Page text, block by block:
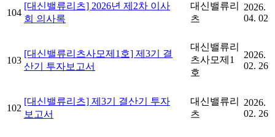
104
[대신밸류리츠] 2026년 제2차 이사
회 의사록
대신밸류리
츠
2026.
04. 02
103
[대신밸류리츠사모제1호] 제3기 결
산기 투자보고서
대신밸류리
츠사모제1
호
2026.
02. 26
102
[대신밸류리츠] 제3기 결산기 투자
보고서
대신밸류리
츠
2026.
02. 26